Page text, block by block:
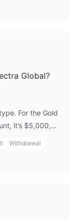
Global?
For the Gold
it’s $5,000,
start
Withdrawal